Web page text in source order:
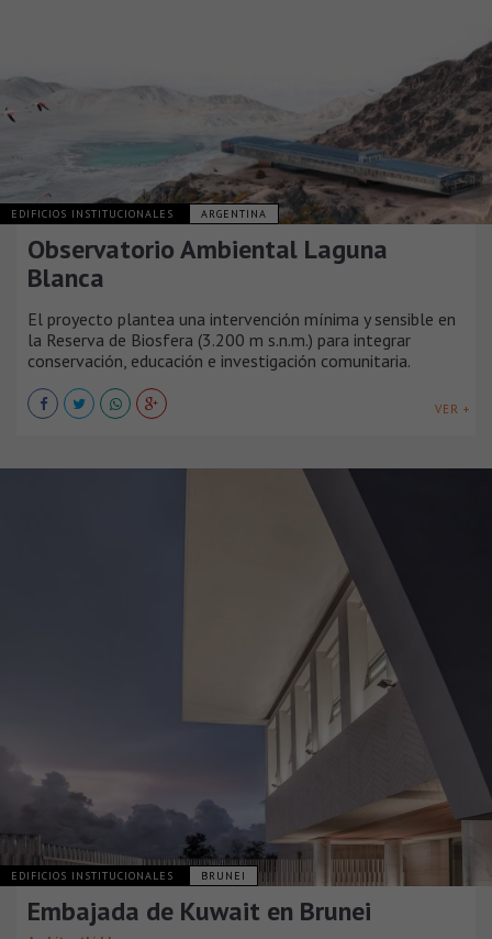
EDIFICIOS INSTITUCIONALES ARGENTINA
Observatorio Ambiental Laguna
Blanca
El proyecto plantea una intervención mínima y sensible en
la Reserva de Biosfera (3.200 m s.n.m.) para integrar
conservación, educación e investigación comunitaria.
VER +
EDIFICIOS INSTITUCIONALES BRUNEI
Embajada de Kuwait en Brunei